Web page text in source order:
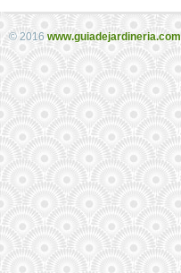
© 2016 www.guiadejardineria.com